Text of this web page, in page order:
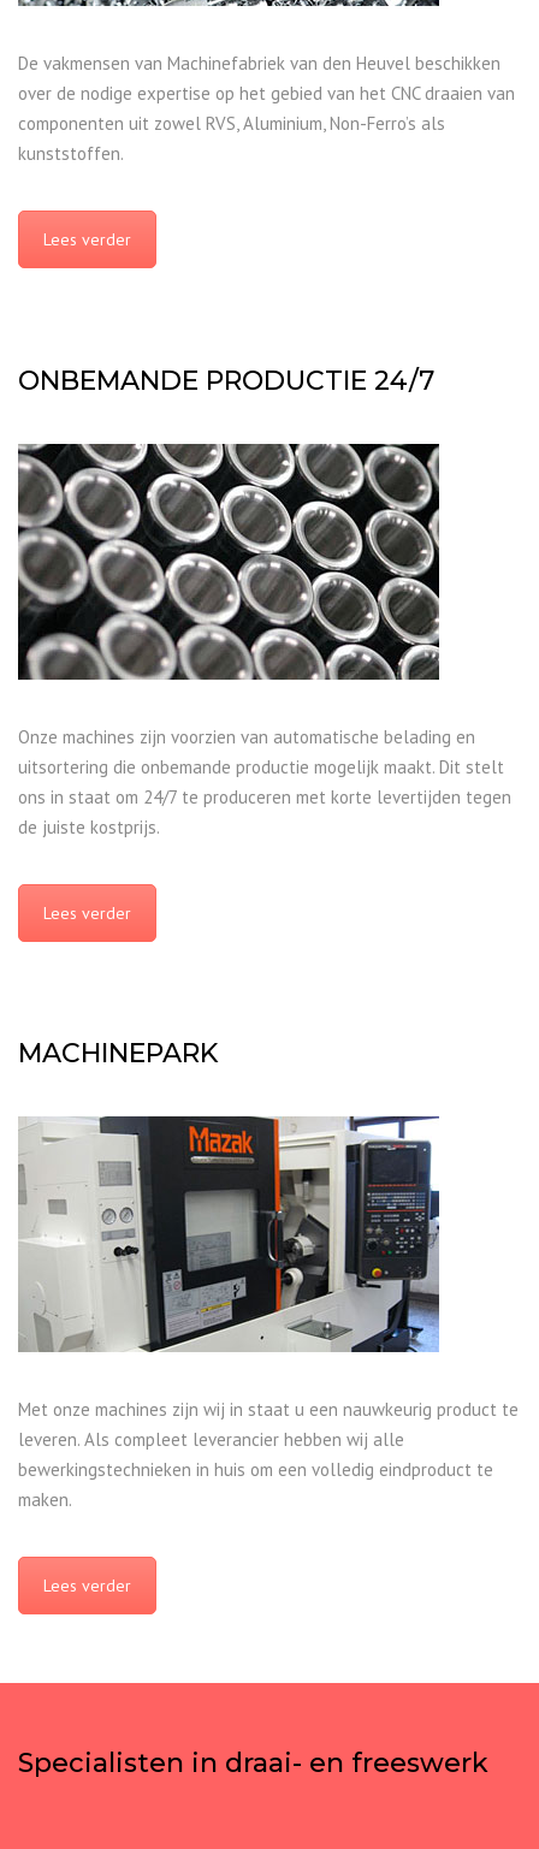
De vakmensen van Machinefabriek van den Heuvel beschikken
over de nodige expertise op het gebied van het CNC draaien van
componenten uit zowel RVS, Aluminium, Non-Ferro’s als
kunststoffen.
Lees verder
ONBEMANDE PRODUCTIE 24/7
Onze machines zijn voorzien van automatische belading en
uitsortering die onbemande productie mogelijk maakt. Dit stelt
ons in staat om 24/7 te produceren met korte levertijden tegen
de juiste kostprijs.
Lees verder
MACHINEPARK
Met onze machines zijn wij in staat u een nauwkeurig product te
leveren. Als compleet leverancier hebben wij alle
bewerkingstechnieken in huis om een volledig eindproduct te
maken.
Lees verder
Specialisten in draai- en freeswerk